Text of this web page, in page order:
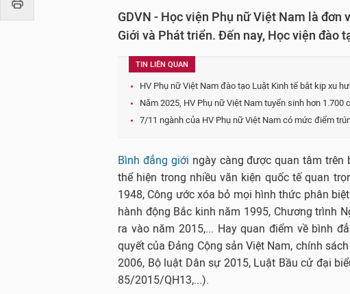
GDVN - Học viện Phụ nữ Việt Nam là
Giới và Phát triển. Đến nay, Học viện đào
TIN LIÊN QUAN
HV Phụ nữ Việt Nam đào tạo Luật Kinh tế bắt kịp xu
Năm 2025, HV Phụ nữ Việt Nam tuyển sinh hơn 1.700
7/11 ngành của HV Phụ nữ Việt Nam có mức điểm
Bình đẳng giới ngày càng được quan tâm
thể hiện trong nhiều văn kiện quốc tế quan
1948, Công ước xóa bỏ mọi hình thức phân
hành động Bắc kinh năm 1995, Chương trình
ra vào năm 2015,... Hay quan điểm về bình
quyết của Đảng Cộng sản Việt Nam, chính
2006, Bộ luật Dân sự 2015, Luật Bầu cử đại
85/2015/QH13,...).